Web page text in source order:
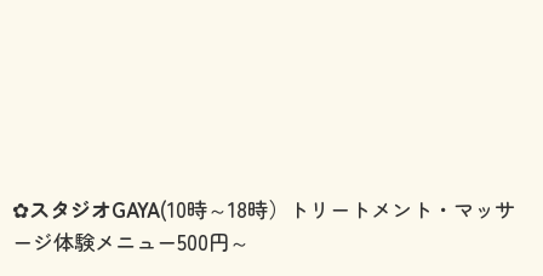
✿スタジオGAYA(10時～18時）トリートメント・マッサ
ージ体験メニュー500円～